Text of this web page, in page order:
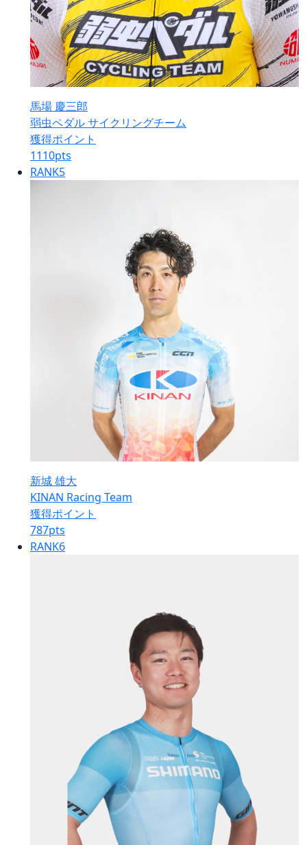
馬場 慶三郎
弱虫ペダル サイクリングチーム
獲得ポイント
1110pts
RANK5
新城 雄大
KINAN Racing Team
獲得ポイント
787pts
RANK6